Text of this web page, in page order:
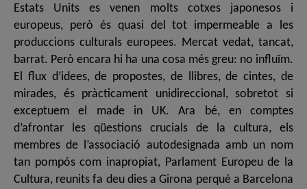
Estats Units es venen molts cotxes japonesos i
europeus, però és quasi del tot impermeable a les
produccions culturals europees. Mercat vedat, tancat,
barrat. Però encara hi ha una cosa més greu: no influïm.
El flux d’idees, de propostes, de llibres, de cintes, de
mirades, és pràcticament unidireccional, sobretot si
exceptuem el made in UK. Ara bé, en comptes
d’afrontar les qüestions crucials de la cultura, els
membres de l’associació autodesignada amb un nom
tan pompós com inapropiat, Parlament Europeu de la
Cultura, reunits fa deu dies a Girona perquè a Barcelona